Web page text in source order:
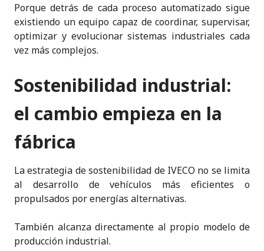
Porque detrás de cada proceso automatizado sigue
existiendo un equipo capaz de coordinar, supervisar,
optimizar y evolucionar sistemas industriales cada
vez más complejos.
Sostenibilidad industrial:
el cambio empieza en la
fábrica
La estrategia de sostenibilidad de IVECO no se limita
al desarrollo de vehículos más eficientes o
propulsados por energías alternativas.
También alcanza directamente al propio modelo de
producción industrial.